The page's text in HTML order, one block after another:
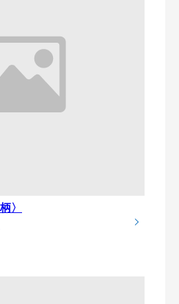
〉